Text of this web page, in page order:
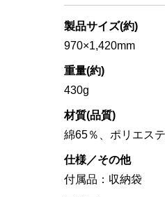
製品サイズ(約)
970×1,420mm
重量(約)
430g
材質(品質)
綿65％、ポリエス
仕様／その他
付属品：収納袋